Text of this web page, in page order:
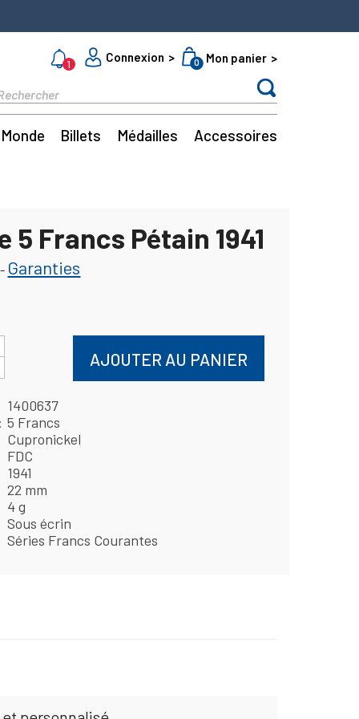
1
Connexion 0 Mon panier
Monde Billets Médailles Accessoires
5 Francs Pétain 1941
Garanties
AJOUTER AU PANIER
1400637
5 Francs
Cupronickel
FDC
1941
22 mm
4 g
Sous écrin
Séries Francs Courantes